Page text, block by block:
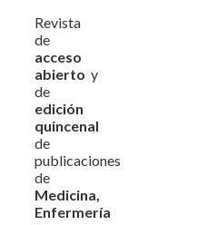
Revista
de
acceso
abierto y
de
edición
quincenal
de
publicaciones
de
Medicina,
Enfermería